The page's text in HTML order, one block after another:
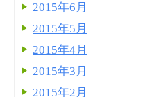
2015年6月
2015年5月
2015年4月
2015年3月
2015年2月